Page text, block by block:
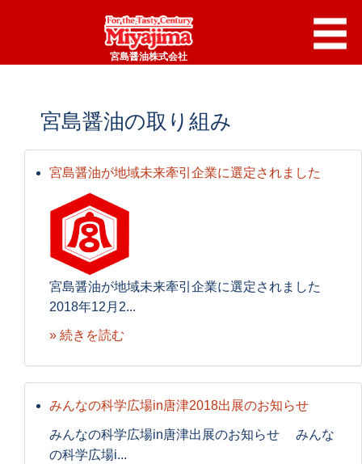
宮島醤油株式会社
宮島醤油の取り組み
宮島醤油が地域未来牽引企業に選定されました
宮島醤油が地域未来牽引企業に選定されました
2018年12月2...
» 続きを読む
みんなの科学広場in唐津2018出展のお知らせ
みんなの科学広場in唐津出展のお知らせ みんな
の科学広場i...